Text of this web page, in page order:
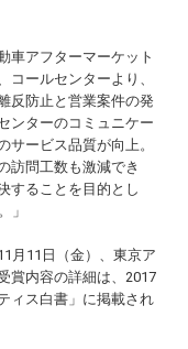
車アフターマーケット
ールセンターより、
反防止と営業案件の発
ンターのコミュニケー
サービス品質が向上。
訪問工数も激減でき
することを目的とし
」
月11日（金）、東京ア
賞内容の詳細は、2017
ィス白書」に掲載され